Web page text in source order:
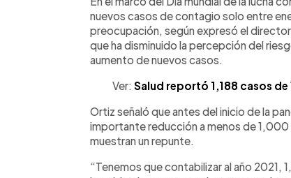
nuevos casos de contagio solo entre
preocupación, según expresó el
que ha disminuido la percepción del
aumento de nuevos casos.
Ver: Salud reportó 1,188 casos de
Ortiz señaló que antes del inicio de la
importante reducción a menos de
muestran un repunte.
“Tenemos que contabilizar al año 2021,